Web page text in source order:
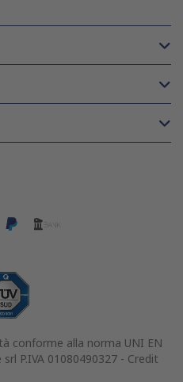
conforme alla norma UNI EN
P.IVA 01080490327 - Credit